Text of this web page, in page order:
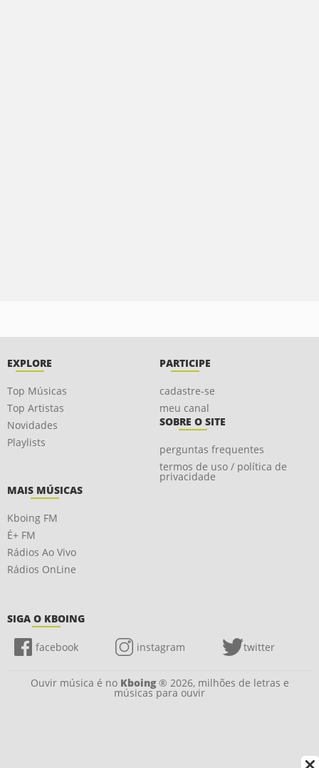
EXPLORE
Top Músicas
Top Artistas
Novidades
Playlists
PARTICIPE
cadastre-se
meu canal
SOBRE O SITE
perguntas frequentes
termos de uso / política de
privacidade
MAIS MÚSICAS
Kboing FM
É+ FM
Rádios Ao Vivo
Rádios OnLine
SIGA O KBOING
facebook instagram twitter
Ouvir música é no Kboing® 2026, milhões de letras e
músicas para ouvir